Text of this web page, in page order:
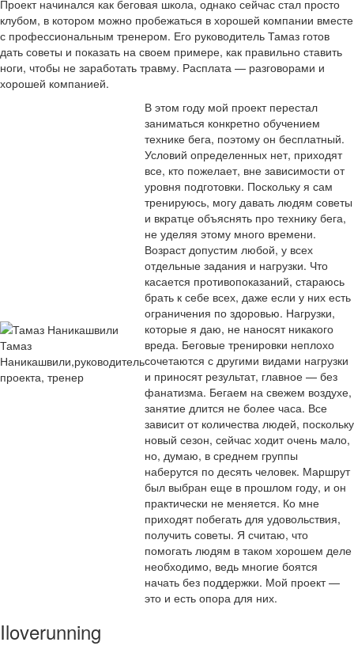
Проект начинался как беговая школа, однако сейчас стал просто
клубом, в котором можно пробежаться в хорошей компании вместе
с профессиональным тренером. Его руководитель Тамаз готов
дать советы и показать на своем примере, как правильно ставить
ноги, чтобы не заработать травму. Расплата — разговорами и
хорошей компанией.
Тамаз
Наникашвили,руководитель
проекта, тренер
В этом году мой проект перестал
заниматься конкретно обучением
технике бега, поэтому он бесплатный.
Условий определенных нет, приходят
все, кто пожелает, вне зависимости от
уровня подготовки. Поскольку я сам
тренируюсь, могу давать людям советы
и вкратце объяснять про технику бега,
не уделяя этому много времени.
Возраст допустим любой, у всех
отдельные задания и нагрузки. Что
касается противопоказаний, стараюсь
брать к себе всех, даже если у них есть
ограничения по здоровью. Нагрузки,
которые я даю, не наносят никакого
вреда. Беговые тренировки неплохо
сочетаются с другими видами нагрузки
и приносят результат, главное — без
фанатизма. Бегаем на свежем воздухе,
занятие длится не более часа. Все
зависит от количества людей, поскольку
новый сезон, сейчас ходит очень мало,
но, думаю, в среднем группы
наберутся по десять человек. Маршрут
был выбран еще в прошлом году, и он
практически не меняется. Ко мне
приходят побегать для удовольствия,
получить советы. Я считаю, что
помогать людям в таком хорошем деле
необходимо, ведь многие боятся
начать без поддержки. Мой проект —
это и есть опора для них.
Iloverunning